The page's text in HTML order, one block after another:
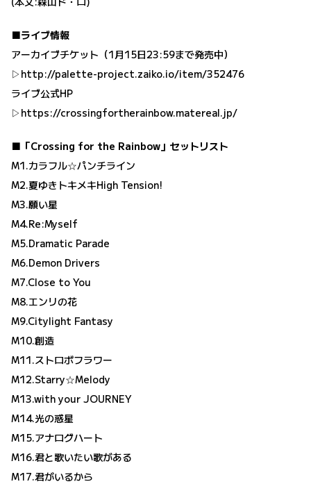
■ライブ情報
アーカイブチケット（1月15日23:59まで発売中）
▷ http://palette-project.zaiko.io/item/352476
ライブ公式HP
▷ https://crossingfortherainbow.matereal.jp/
■「Crossing for the Rainbow」セットリスト
M1.カラフル☆パンチライン
M2.夏ゆきトキメキHigh Tension!
M3.願い星
M4.Re:Myself
M5.Dramatic Parade
M6.Demon Drivers
M7.Close to You
M8.エンリの花
M9.Citylight Fantasy
M10.創造
M11.ストロボフラワー
M12.Starry☆Melody
M13.with your JOURNEY
M14.光の惑星
M15.アナログハート
M16.君と歌いたい歌がある
M17.君がいるから